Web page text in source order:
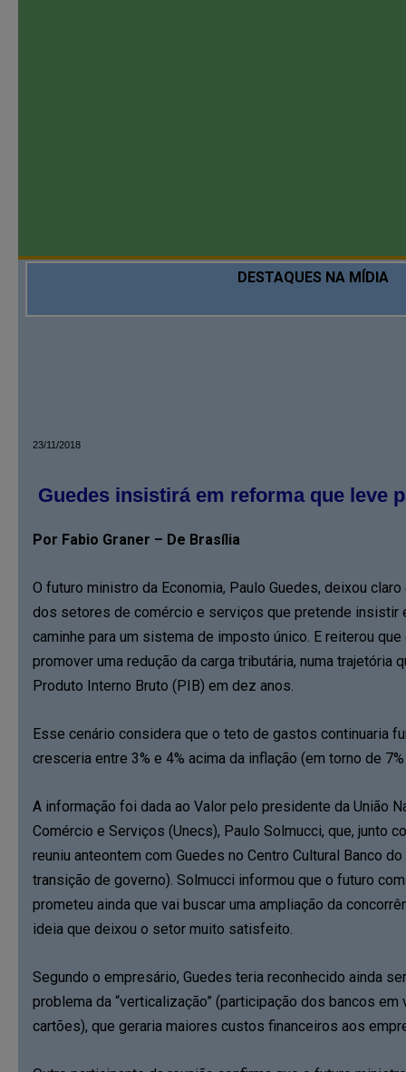
DESTAQUES NA MÍDIA
23/11/2018
Guedes insistirá em reforma que leve
Por Fabio Graner – De Brasília
O futuro ministro da Economia, Paulo Guedes, deixou
dos setores de comércio e serviços que pretende insistir
caminhe para um sistema de imposto único. E reiterou
promover uma redução da carga tributária, numa trajetória
Produto Interno Bruto (PIB) em dez anos.
Esse cenário considera que o teto de gastos continuaria
cresceria entre 3% e 4% acima da inflação (em torno de
A informação foi dada ao Valor pelo presidente da União
Comércio e Serviços (Unecs), Paulo Solmucci, que, junto
reuniu anteontem com Guedes no Centro Cultural Banco
transição de governo). Solmucci informou que o futuro
prometeu ainda que vai buscar uma ampliação da
ideia que deixou o setor muito satisfeito.
Segundo o empresário, Guedes teria reconhecido ainda
problema da “verticalização” (participação dos bancos
cartões), que geraria maiores custos financeiros aos